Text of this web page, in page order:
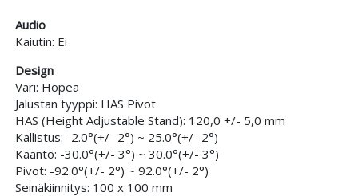
Audio
Kaiutin: Ei
Design
Väri: Hopea
Jalustan tyyppi: HAS Pivot
HAS (Height Adjustable Stand): 120,0 +/- 5,0 mm
Kallistus: -2.0°(+/- 2°) ~ 25.0°(+/- 2°)
Kääntö: -30.0°(+/- 3°) ~ 30.0°(+/- 3°)
Pivot: -92.0°(+/- 2°) ~ 92.0°(+/- 2°)
Seinäkiinnitys: 100 x 100 mm